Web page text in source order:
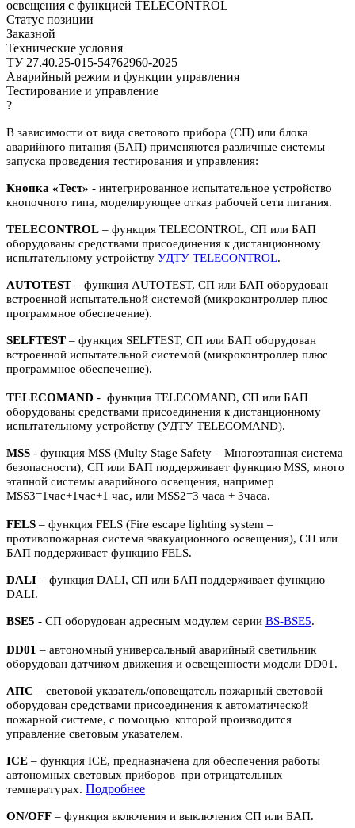
освещения с функцией TELECONTROL
Статус позиции
Заказной
Технические условия
ТУ 27.40.25-015-54762960-2025
Аварийный режим и функции управления
Тестирование и управление
?
В зависимости от вида светового прибора (СП) или блока
аварийного питания (БАП) применяются различные системы
запуска проведения тестирования и управления:
Кнопка «Тест» - интегрированное испытательное устройство
кнопочного типа, моделирующее отказ рабочей сети питания.
TELECONTROL – функция TELECONTROL, СП или БАП
оборудованы средствами присоединения к дистанционному
испытательному устройству УДТУ TELECONTROL.
AUTOTEST – функция AUTOTEST, СП или БАП оборудован
встроенной испытательной системой (микроконтроллер плюс
программное обеспечение).
SELFTEST – функция SELFTEST, СП или БАП оборудован
встроенной испытательной системой (микроконтроллер плюс
программное обеспечение).
TELECOMAND - функция TELECOMAND, СП или БАП
оборудованы средствами присоединения к дистанционному
испытательному устройству (УДТУ TELECOMAND).
MSS - функция MSS (Multy Stage Safety – Многоэтапная система
безопасности), СП или БАП поддерживает функцию MSS, много
этапной системы аварийного освещения, например
MSS3=1час+1час+1 час, или MSS2=3 часа + 3часа.
FELS – функция FELS (Fire escape lighting system –
противопожарная система эвакуационного освещения), СП или
БАП поддерживает функцию FELS.
DALI – функция DALI, СП или БАП поддерживает функцию
DALI.
BSE5 - СП оборудован адресным модулем серии BS-BSE5.
DD01 – автономный универсальный аварийный светильник
оборудован датчиком движения и освещенности модели DD01.
АПС – световой указатель/оповещатель пожарный световой
оборудован средствами присоединения к автоматической
пожарной системе, с помощью которой производится
управление световым указателем.
ICE – функция ICE, предназначена для обеспечения работы
автономных световых приборов при отрицательных
температурах. Подробнее
ON/OFF – функция включения и выключения СП или БАП.